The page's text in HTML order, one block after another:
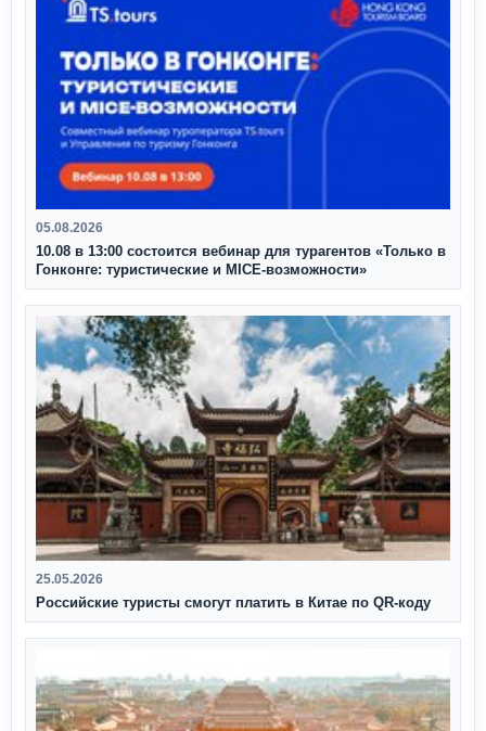
05.08.2026
10.08 в 13:00 состоится вебинар для турагентов «Только в
Гонконге: туристические и MICE-возможности»
25.05.2026
Российские туристы смогут платить в Китае по QR‑коду